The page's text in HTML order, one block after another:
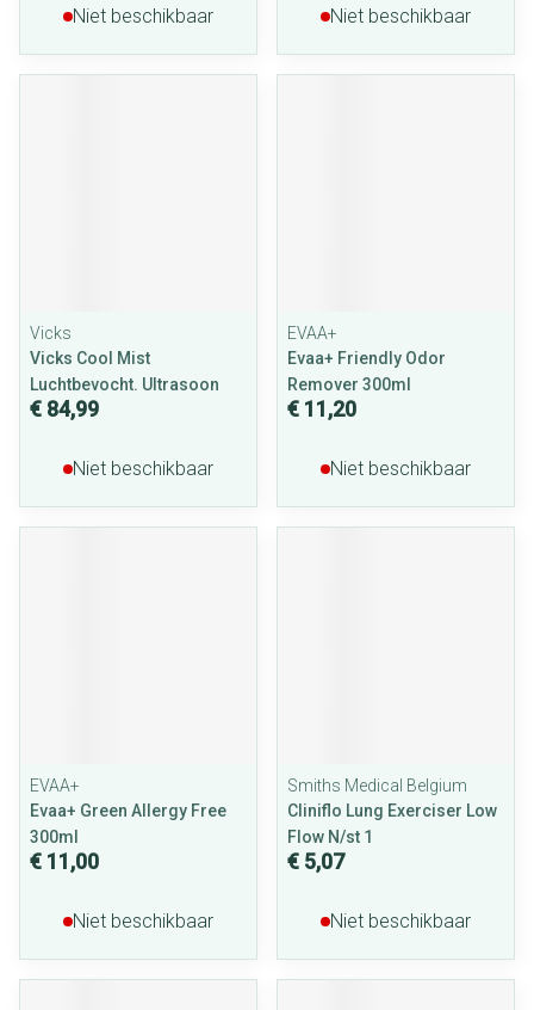
Niet beschikbaar Niet beschikbaar
Vicks
Vicks Cool Mist
Luchtbevocht. Ultrasoon
€ 84,99
Niet beschikbaar
EVAA+
Evaa+ Friendly Odor
Remover 300ml
€ 11,20
Niet beschikbaar
EVAA+
Evaa+ Green Allergy Free
300ml
€ 11,00
Niet beschikbaar
Smiths Medical Belgium
Cliniflo Lung Exerciser Low
Flow N/st 1
€ 5,07
Niet beschikbaar